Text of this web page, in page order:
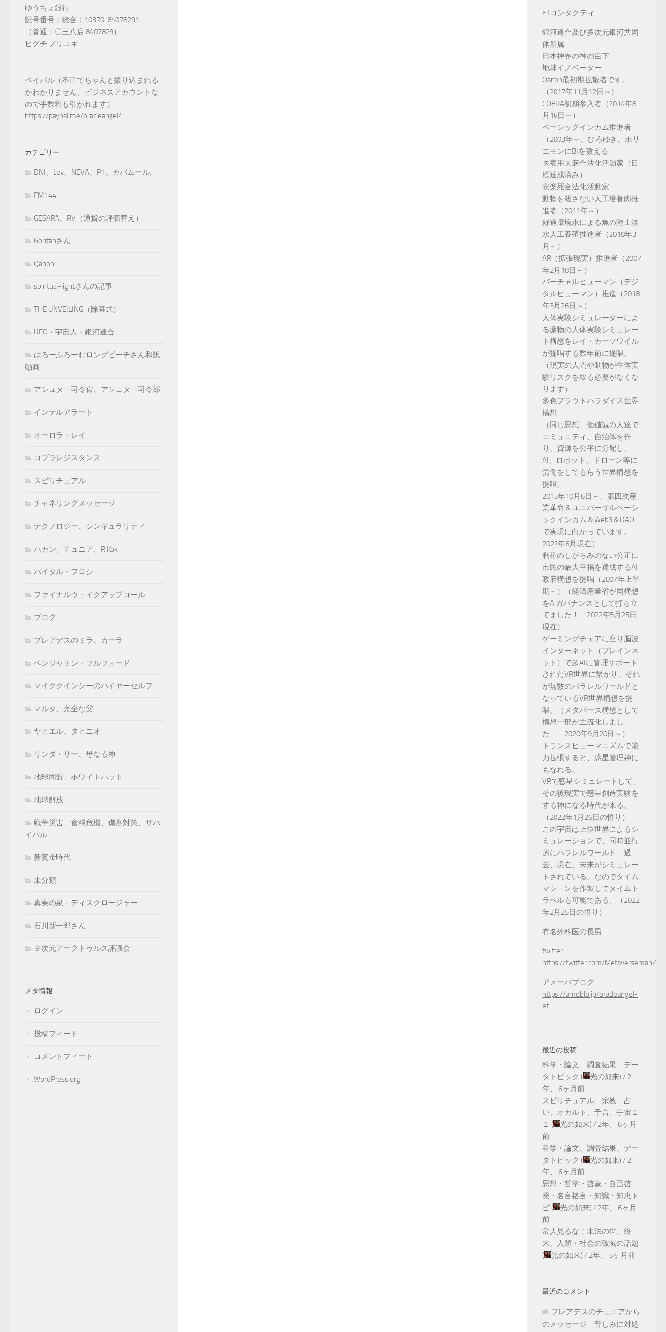
ゆうちょ銀行
記号番号：総合：10370-84078291
（普通：〇三八店 8407829）
ヒグチ ノリユキ
ペイパル（不正でちゃんと振り込まれる
かわかりません、ビジネスアカウントな
ので手数料も引かれます）
https://paypal.me/oracleangel/
カテゴリー
DNI、Lev、NEVA、P1、カバムール,
FM144
GESARA、RV（通貨の評価替え）
Goritanさん
Qanon
spiritual-lightさんの記事
THE UNVEILING（除幕式）
UFO・宇宙人・銀河連合
はろーふろーむロングビーチさん和訳
動画
アシュター司令官、アシュター司令部
インテルアラート
オーロラ・レイ
コブラレジスタンス
スピリチュアル
チャネリングメッセージ
テクノロジー、シンギュラリティ
ハカン、チュニア、R'Kok
バイタル・フロシ
ファイナルウェイクアップコール
ブログ
プレアデスのミラ、カーラ
ベンジャミン・フルフォード
マイククインシーのハイヤーセルフ
マルタ、完全な父
ヤヒエル、タヒニオ
リンダ・リー、母なる神
地球同盟、ホワイトハット
地球解放
戦争災害、食糧危機、備蓄対策、サバ
イバル
新黄金時代
未分類
真実の泉－ディスクロージャー
石川新一郎さん
９次元アークトゥルス評議会
メタ情報
ログイン
投稿フィード
コメントフィード
WordPress.org
ETコンタクティ
銀河連合及び多次元銀河共同
体所属
日本神界の神の臣下
地球イノベーター
Qanon最初期拡散者です。
（2017年11月12日～）
COBRA初期参入者（2014年8
月16日～）
ベーシックインカム推進者
（2003年～、ひろゆき、ホリ
エモンにBIを教える）
医療用大麻合法化活動家（目
標達成済み）
安楽死合法化活動家
動物を殺さない人工培養肉推
進者（2011年～）
好適環境水による魚の陸上淡
水人工養殖推進者（2018年3
月～）
AR（拡張現実）推進者（2007
年2月18日～）
バーチャルヒューマン（デジ
タルヒューマン）推進（2018
年3月26日～）
人体実験シミュレーターによ
る薬物の人体実験シミュレー
ト構想をレイ・カーツワイル
が提唱する数年前に提唱。
（現実の人間や動物が生体実
験リスクを取る必要がなくな
ります）
多色プラウトパラダイス世界
構想
（同じ思想、価値観の人達で
コミュニティ、自治体を作
り、資源を公平に分配し、
AI、ロボット、ドローン等に
労働をしてもらう世界構想を
提唱。
2015年10月6日～、第四次産
業革命＆ユニバーサルベーシ
ックインカム＆Web3＆DAO
で実現に向かっています。
2022年6月現在）
利権のしがらみのない公正に
市民の最大幸福を達成するAI
政府構想を提唱（2007年上半
期～）（経済産業省が同構想
をAIガバナンスとして打ち立
てました！ 2022年5月25日
現在）
ゲーミングチェアに座り脳波
インターネット（ブレインネ
ット）で超AIに管理サポート
されたVR世界に繋がり、それ
が無数のパラレルワールドと
なっているVR世界構想を提
唱。（メタバース構想として
構想一部が主流化しまし
た 2020年9月20日～）
トランスヒューマニズムで能
力拡張すると、惑星管理神に
もなれる。
VRで惑星シミュレートして、
その後現実で惑星創造実験を
する神になる時代が来る。
（2022年1月26日の悟り）
この宇宙は上位世界によるシ
ミュレーションで、同時並行
的にパラレルワールド、過
去、現在、未来がシミュレー
トされている。なのでタイム
マシーンを作製してタイムト
ラベルも可能である。（2022
年2月25日の悟り）
有名外科医の長男
twitter
https://twitter.com/MetaversemanZ
アメーバブログ
https://ameblo.jp/oracleangel-
et
最近の投稿
科学・論文、調査結果、デー
タトピック ( 光の如来) / 2
年、 6ヶ月前
スピリチュアル、宗教、占
い、オカルト、予言、宇宙１
１ ( 光の如来) / 2年、 6ヶ月
前
科学・論文、調査結果、デー
タトピック ( 光の如来) / 2
年、 6ヶ月前
思想・哲学・啓蒙・自己啓
発・名言格言・知識・知恵ト
ピ ( 光の如来) / 2年、 6ヶ月
前
常人見るな！末法の世、終
末、人類・社会の破滅の話題
(
光の如来) / 2年、 6ヶ月前
最近のコメント
プレアデスのチュニアから
のメッセージ 苦しみに対処